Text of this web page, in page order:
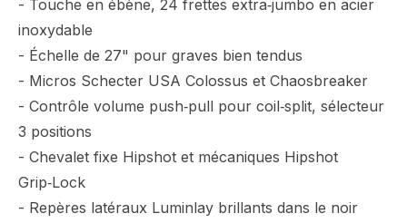
- Touche en ébène, 24 frettes extra‑jumbo en acier
inoxydable
- Échelle de 27" pour graves bien tendus
- Micros Schecter USA Colossus et Chaosbreaker
- Contrôle volume push‑pull pour coil‑split, sélecteur
3 positions
- Chevalet fixe Hipshot et mécaniques Hipshot
Grip‑Lock
- Repères latéraux Luminlay brillants dans le noir